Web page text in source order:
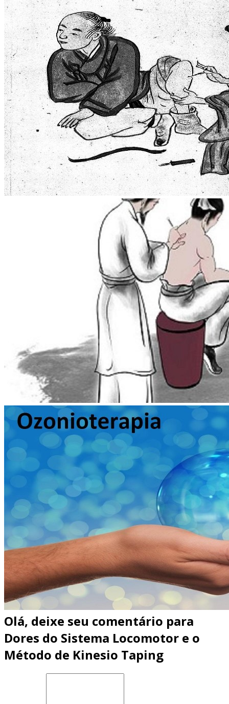
Olá, deixe seu comentário para
Dores do Sistema Locomotor e o
Método de Kinesio Taping